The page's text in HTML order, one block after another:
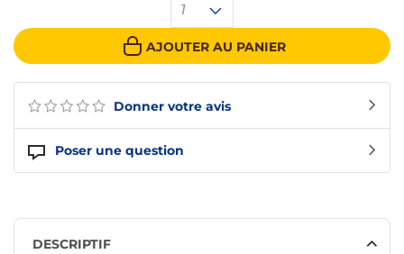
Donner votre avis
Poser une question
1
AJOUTER AU PANIER
DESCRIPTIF